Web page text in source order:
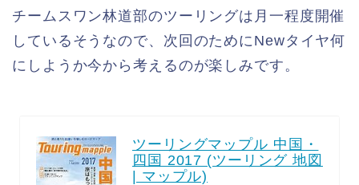
チームスワン林道部のツーリングは月一程度開催
しているそうなので、次回のためにNewタイヤ何
にしようか今から考えるのが楽しみです。
ツーリングマップル 中国・
四国 2017 (ツーリング 地図
| マップル)